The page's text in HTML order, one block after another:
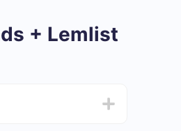
+ Lemlist